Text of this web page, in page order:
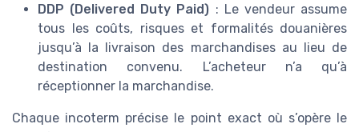
DDP (Delivered Duty Paid) : Le vendeur assume
tous les coûts, risques et formalités douanières
jusqu’à la livraison des marchandises au lieu de
destination convenu. L’acheteur n’a qu’à
réceptionner la marchandise.
Chaque incoterm précise le point exact où s’opère le